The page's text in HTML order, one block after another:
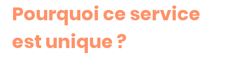
Pourquoi ce service
est unique ?